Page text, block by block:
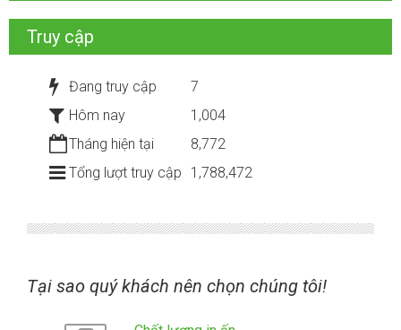
Truy cập
Đang truy cập
7
Hôm nay
1,004
Tháng hiện tại
8,772
Tổng lượt truy cập
1,788,472
Tại sao quý khách nên chọn chúng tôi!